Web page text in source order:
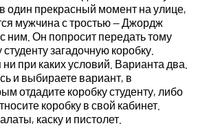
один прекрасный момент на улице,
мужчина с тростью — Джордж
ним. Он попросит передать тому
загадочную коробку.
при каких условий. Варианта два.
и выбираете вариант, в
отдадите коробку студенту, либо
коробку в свой кабинет.
каску и пистолет.